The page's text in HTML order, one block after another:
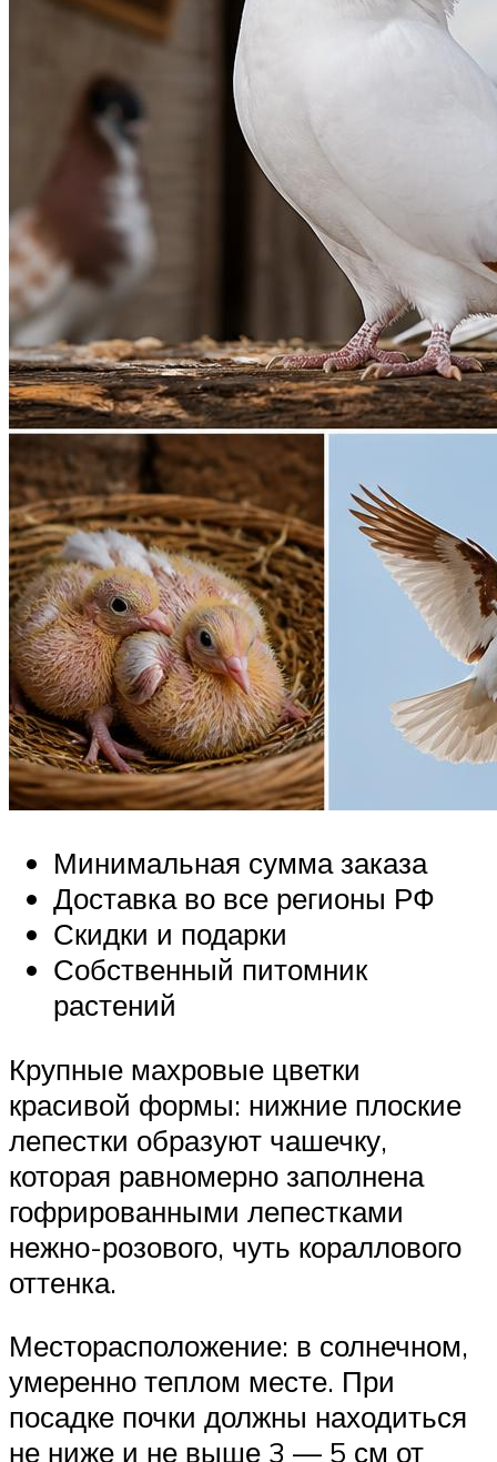
Минимальная сумма заказа
Доставка во все регионы РФ
Скидки и подарки
Собственный питомник
растений
Крупные махровые цветки
красивой формы: нижние плоские
лепестки образуют чашечку,
которая равномерно заполнена
гофрированными лепестками
нежно-розового, чуть кораллового
оттенка.
Месторасположение: в солнечном,
умеренно теплом месте. При
посадке почки должны находиться
не ниже и не выше 3 — 5 см от